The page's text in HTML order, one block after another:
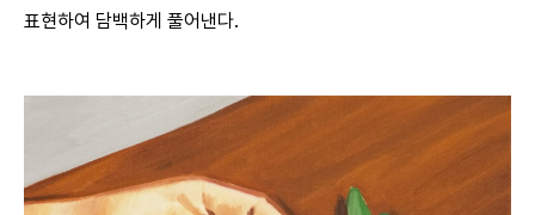
표현하여 담백하게 풀어낸다.